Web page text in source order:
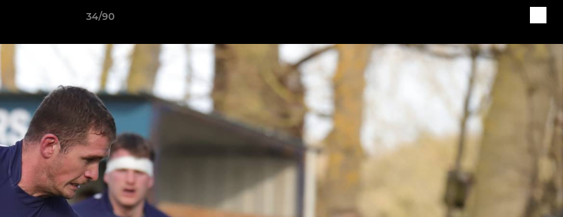
34/90